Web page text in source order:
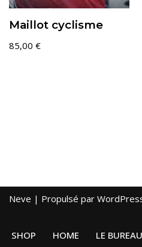
Maillot cyclisme
85,00 €
Neve | Propulsé par
SHOP HOME LE BUREAU